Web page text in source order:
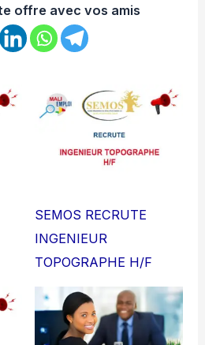
offre avec vos amis
SEMOS RECRUTE
INGENIEUR
TOPOGRAPHE H/F